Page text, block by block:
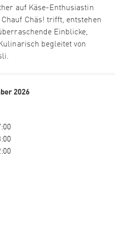
auf Käse-Enthusiastin
Chäs! trifft, entstehen
Einblicke,
begleitet von
2026